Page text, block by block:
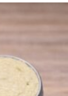
variations.
options